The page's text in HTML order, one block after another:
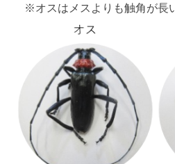
※オスはメスよりも触角が長